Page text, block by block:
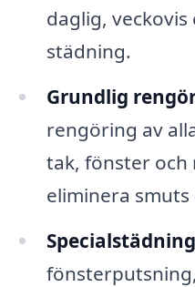
daglig,
städning.
Grundlig
rengöring av
tak, fönster och
eliminera